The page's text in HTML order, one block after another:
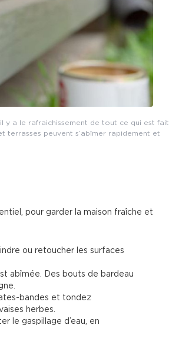
y a le rafraichissement de tout ce qui est fait
terrasses peuvent s’abîmer rapidement et
pour garder la maison fraîche et
ou retoucher les surfaces
abîmée. Des bouts de bardeau
bandes et tondez
herbes.
le gaspillage d’eau, en